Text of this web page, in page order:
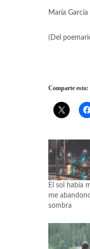
María García
(Del
Comparte esto:
El sol había
me
sombra